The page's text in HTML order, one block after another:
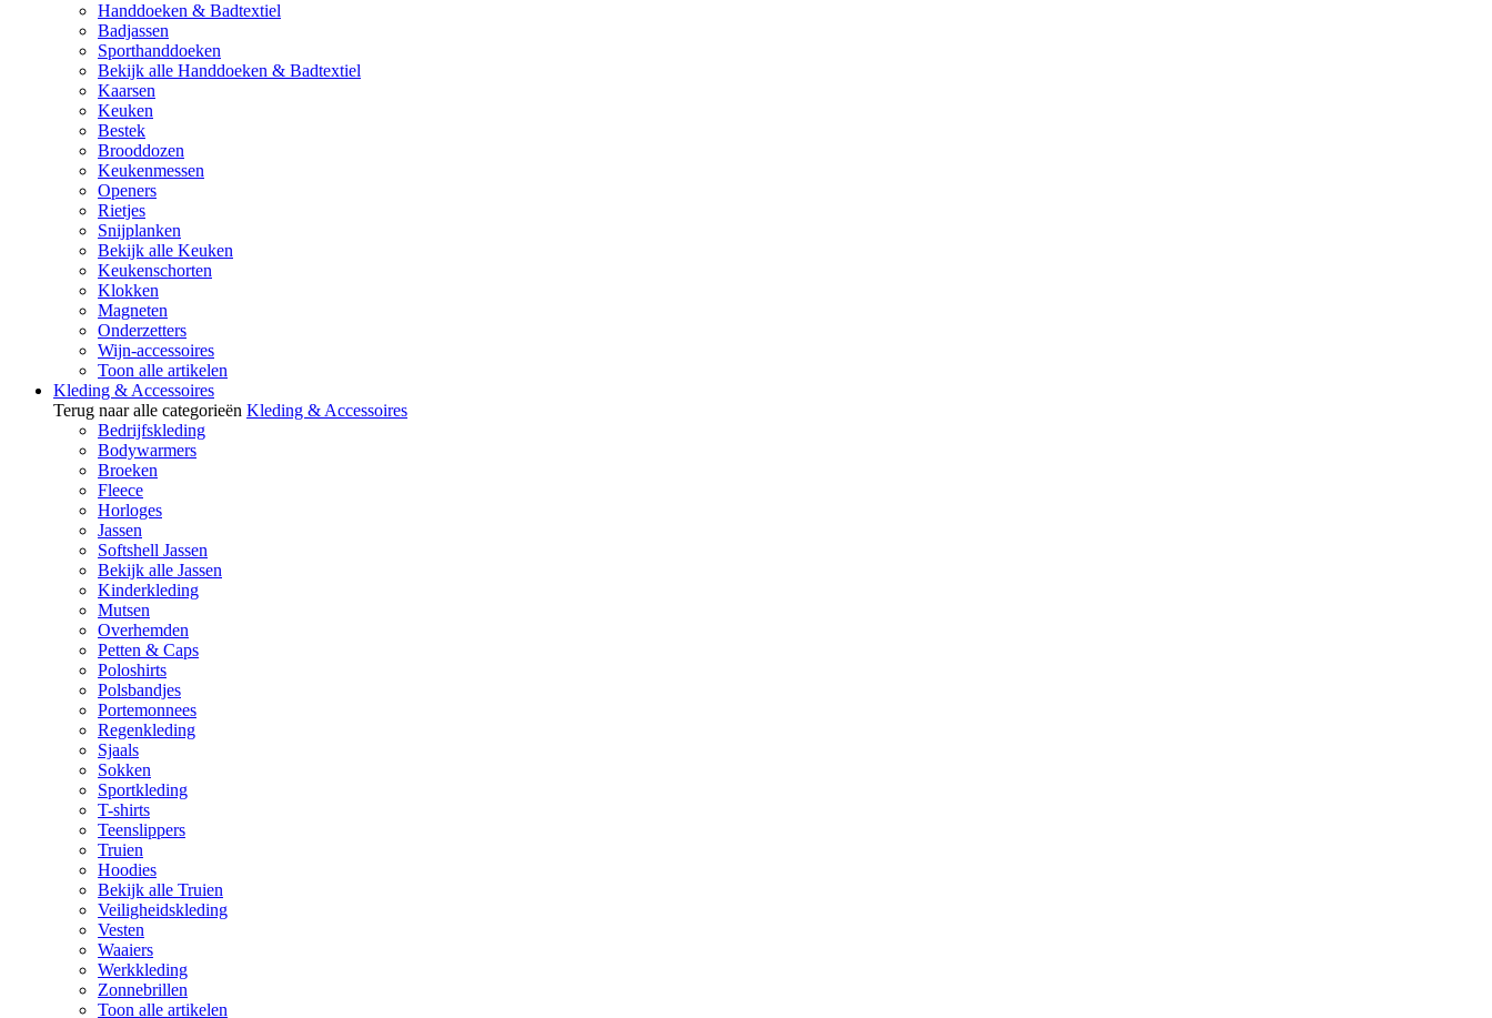
Handdoeken & Badtextiel
Badjassen
Sporthanddoeken
Bekijk alle Handdoeken & Badtextiel
Kaarsen
Keuken
Bestek
Brooddozen
Keukenmessen
Openers
Rietjes
Snijplanken
Bekijk alle Keuken
Keukenschorten
Klokken
Magneten
Onderzetters
Wijn-accessoires
Toon alle artikelen
Kleding & Accessoires
Terug naar alle categorieën Kleding & Accessoires
Bedrijfskleding
Bodywarmers
Broeken
Fleece
Horloges
Jassen
Softshell Jassen
Bekijk alle Jassen
Kinderkleding
Mutsen
Overhemden
Petten & Caps
Poloshirts
Polsbandjes
Portemonnees
Regenkleding
Sjaals
Sokken
Sportkleding
T-shirts
Teenslippers
Truien
Hoodies
Bekijk alle Truien
Veiligheidskleding
Vesten
Waaiers
Werkkleding
Zonnebrillen
Toon alle artikelen